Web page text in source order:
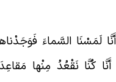
«وَ أَنَّا لَمَسْنَا السَّماءَ
کُنَّا نَقْعُدُ مِنْها